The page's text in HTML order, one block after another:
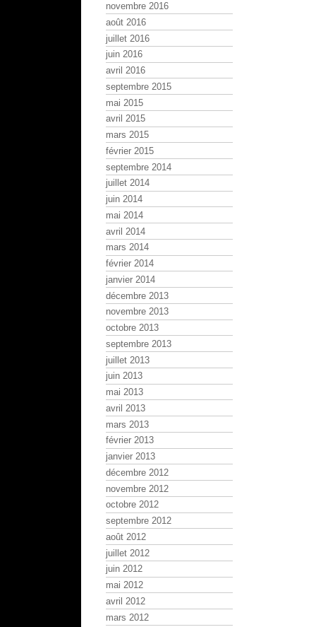
novembre 2016
août 2016
juillet 2016
juin 2016
avril 2016
septembre 2015
mai 2015
avril 2015
mars 2015
février 2015
septembre 2014
juillet 2014
juin 2014
mai 2014
avril 2014
mars 2014
février 2014
janvier 2014
décembre 2013
novembre 2013
octobre 2013
septembre 2013
juillet 2013
juin 2013
mai 2013
avril 2013
mars 2013
février 2013
janvier 2013
décembre 2012
novembre 2012
octobre 2012
septembre 2012
août 2012
juillet 2012
juin 2012
mai 2012
avril 2012
mars 2012